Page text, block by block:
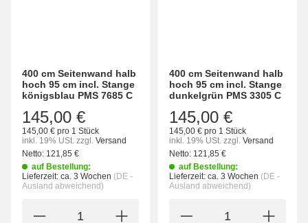
400 cm Seitenwand halb
hoch 95 cm incl. Stange
königsblau PMS 7685 C
145,00 €
145,00 € pro 1 Stück
inkl. 19% USt. zzgl. Versand
Netto: 121,85 €
auf Bestellung:
Lieferzeit: ca. 3 Wochen (DE -
Ausland abweichend)
400 cm Seitenwand halb
hoch 95 cm incl. Stange
dunkelgrün PMS 3305 C
145,00 €
145,00 € pro 1 Stück
inkl. 19% USt. zzgl. Versand
Netto: 121,85 €
auf Bestellung:
Lieferzeit: ca. 3 Wochen (DE -
Ausland abweichend)